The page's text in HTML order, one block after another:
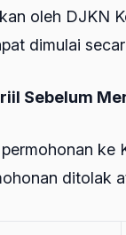
oleh DJKN
dimulai
Sebelum
ditolak